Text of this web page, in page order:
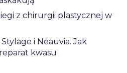
z chirurgii plastycznej w
i Neauvia. Jak
kwasu